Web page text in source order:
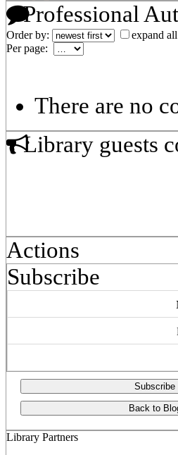
Professional
Order by:
expand all
Per page:
There are no
Library guests
Actions
Subscribe
Subscribe
Back to
Library Partners